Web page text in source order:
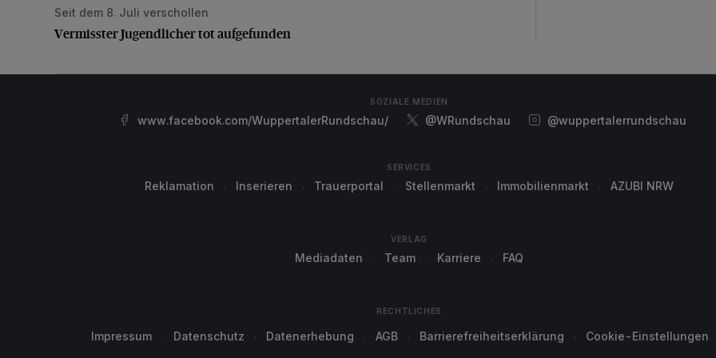
Vermisster Jugendlicher tot aufgefunden
Seit dem 8. Juli verschollen
Vermisster Jugendlicher tot aufgefunden
SOZIALE MEDIEN
www.facebook.com/WuppertalerRundschau/ @WRundschau @wuppertalerrundschau
SERVICES
Reklamation Inserieren Trauerportal Stellenmarkt Immobilienmarkt AZUBI NRW
VERLAG
Mediadaten Team Karriere FAQ
RECHTLICHES
Impressum Datenschutz Datenerhebung AGB Barrierefreiheitserklärung Cookie-Einstellungen